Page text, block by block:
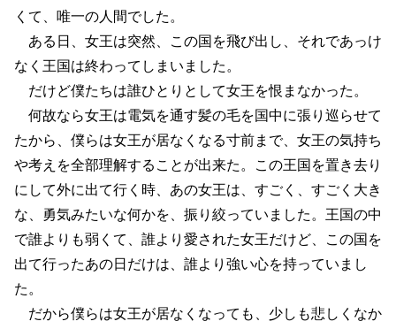
くて、唯一の人間でした。
ある日、女王は突然、この国を飛び出し、それであっけ
なく王国は終わってしまいました。
だけど僕たちは誰ひとりとして女王を恨まなかった。
何故なら女王は電気を通す髪の毛を国中に張り巡らせて
たから、僕らは女王が居なくなる寸前まで、女王の気持ち
や考えを全部理解することが出来た。この王国を置き去り
にして外に出て行く時、あの女王は、すごく、すごく大き
な、勇気みたいな何かを、振り絞っていました。王国の中
で誰よりも弱くて、誰より愛された女王だけど、この国を
出て行ったあの日だけは、誰より強い心を持っていまし
た。
だから僕らは女王が居なくなっても、少しも悲しくなか